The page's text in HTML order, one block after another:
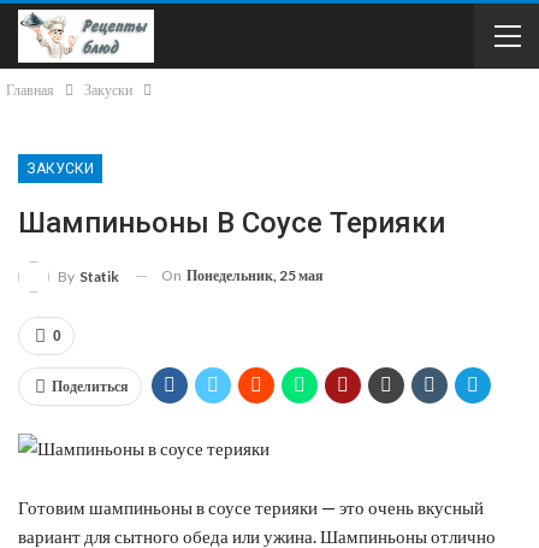
Главная Закуски
ЗАКУСКИ
Шампиньоны В Соусе Терияки
By Statik On Понедельник, 25 мая
0
Поделиться
Готовим шампиньоны в соусе терияки — это очень вкусный
вариант для сытного обеда или ужина. Шампиньоны отлично